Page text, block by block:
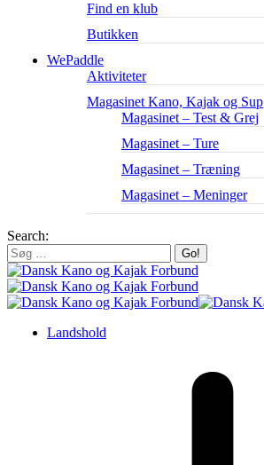
Find en klub
Butikken
WePaddle
Aktiviteter
Magasinet Kano, Kajak og Sup
Magasinet – Test & Grej
Magasinet – Ture
Magasinet – Træning
Magasinet – Meninger
Search:
Landshold